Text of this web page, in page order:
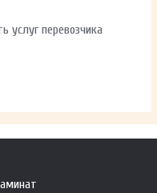
услуг перевозчика